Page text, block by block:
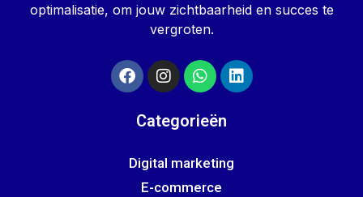
optimalisatie, om jouw zichtbaarheid en succes te
vergroten.
Categorieën
Digital marketing
E-commerce